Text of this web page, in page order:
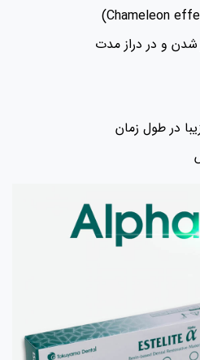
شدن و در دراز مدت
در طول زمان